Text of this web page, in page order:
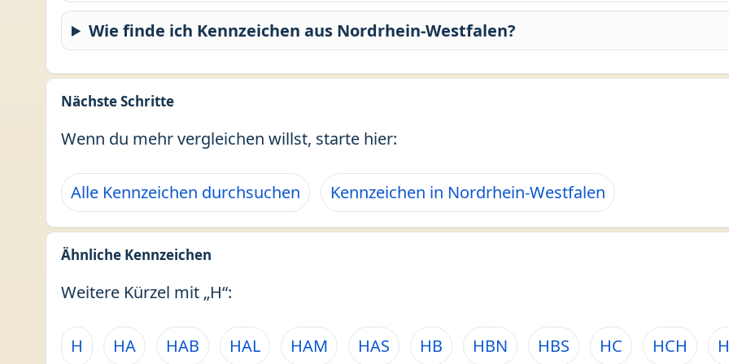
Wie finde ich Kennzeichen aus Nordrhein-Westfalen?
Nächste Schritte
Wenn du mehr vergleichen willst, starte hier:
Alle Kennzeichen durchsuchen Kennzeichen in Nordrhein-Westfalen
Ähnliche Kennzeichen
Weitere Kürzel mit „H“:
H HA HAB HAL HAM HAS HB HBN HBS HC HCH